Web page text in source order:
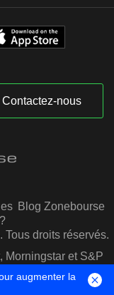
Contactez-nous
Blog Zonebourse
droits réservés.
Morningstar et S&P
augmenter la